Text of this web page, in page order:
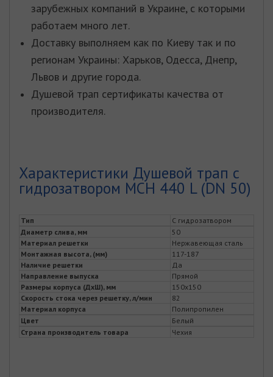
зарубежных компаний в Украине, с которыми
работаем много лет.
Доставку выполняем как по Киеву так и по
регионам Украины: Харьков, Одесса, Днепр,
Львов и другие города.
Душевой трап сертификаты качества от
производителя.
Характеристики Душевой трап с
гидрозатвором MCH 440 L (DN 50)
Тип
С гидрозатвором
Диаметр слива, мм
50
Материал решетки
Нержавеющая сталь
Монтажная высота, (мм)
117-187
Наличие решетки
Да
Направление выпуска
Прямой
Размеры корпуса (ДхШ), мм
150х150
Скорость стока через решетку, л/мин
82
Материал корпуса
Полипропилен
Цвет
Белый
Страна производитель товара
Чехия